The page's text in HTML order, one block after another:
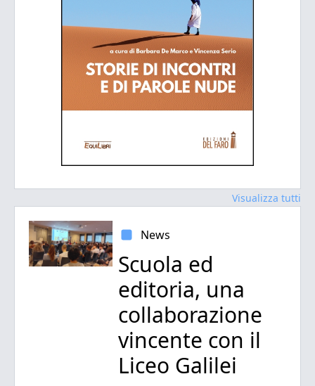
Visualizza tutti
News
Scuola ed
editoria, una
collaborazione
vincente con il
Liceo Galilei